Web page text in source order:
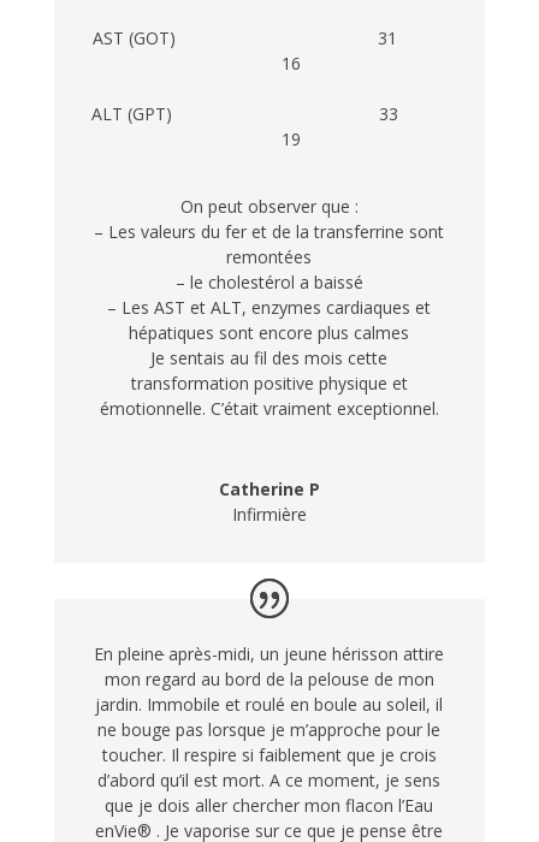
AST (GOT) 31
16
ALT (GPT) 33
19
On peut observer que :
– Les valeurs du fer et de la transferrine sont
remontées
– le cholestérol a baissé
– Les AST et ALT, enzymes cardiaques et
hépatiques sont encore plus calmes
Je sentais au fil des mois cette
transformation positive physique et
émotionnelle. C’était vraiment exceptionnel.
Catherine P
Infirmière
En pleineaprès-midi, un jeune hérisson attire
mon regard au bord de la pelouse de mon
jardin. Immobile et roulé en boule au soleil, il
ne bouge pas lorsque je m’approche pour le
toucher. Il respire si faiblement que je crois
d’abord qu’il est mort. A ce moment, je sens
que je dois aller chercher mon flacon l’Eau
enVie® . Je vaporise sur ce que je pense être